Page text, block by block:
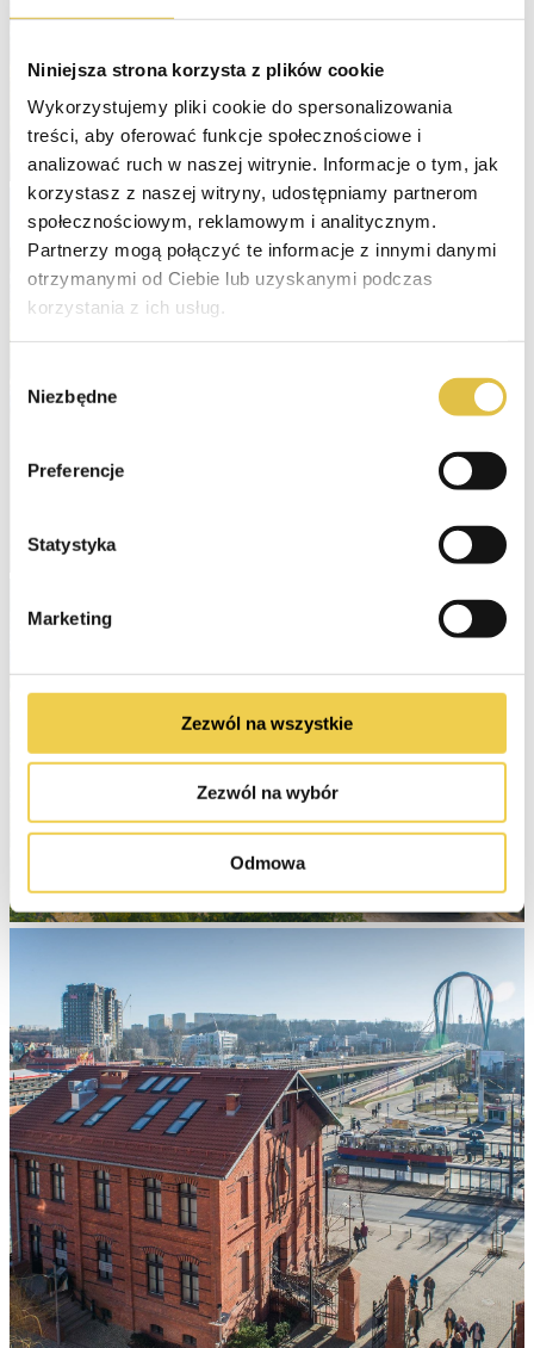
Niniejsza strona korzysta z plików cookie
Wykorzystujemy pliki cookie do spersonalizowania
treści, aby oferować funkcje społecznościowe i
analizować ruch w naszej witrynie. Informacje o tym, jak
korzystasz z naszej witryny, udostępniamy partnerom
społecznościowym, reklamowym i analitycznym.
Partnerzy mogą połączyć te informacje z innymi danymi
otrzymanymi od Ciebie lub uzyskanymi podczas
korzystania z ich usług.
zgody
Niezbędne
Preferencje
Statystyka
Marketing
Zezwól na wszystkie
Zezwól na wybór
Odmowa